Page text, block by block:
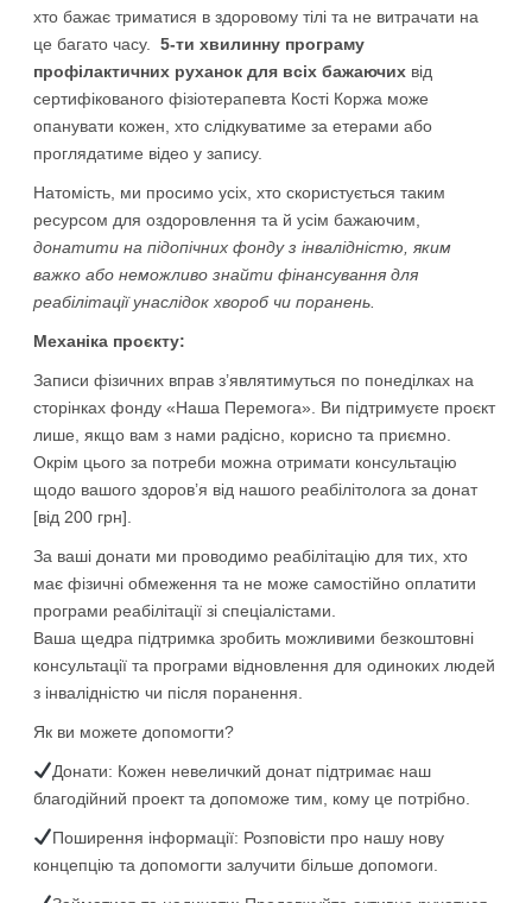
хто бажає триматися в здоровому тілі та не витрачати на
це багато часу.
5-ти хвилинну програму
профілактичних руханок для всіх бажаючих від
сертифікованого фізіотерапевта Кості Коржа може
опанувати кожен, хто слідкуватиме за етерами або
проглядатиме відео у запису.
Натомість, ми просимо усіх, хто скористується таким
ресурсом для оздоровлення та й усім бажаючим,
донатити на підопічних фонду з інвалідністю, яким
важко або неможливо знайти фінансування для
реабілітації унаслідок хвороб чи поранень.
Механіка проєкту:
Записи фізичних вправ з’являтимуться по понеділках на
сторінках фонду «Наша Перемога». Ви підтримуєте проєкт
лише, якщо вам з нами радісно, корисно та приємно.
Окрім цього за потреби можна отримати консультацію
щодо вашого здоров’я від нашого реабілітолога за донат
[від 200 грн].
За ваші донати ми проводимо реабілітацію для тих, хто
має фізичні обмеження та не може самостійно оплатити
програми реабілітації зі спеціалістами.
Ваша щедра підтримка зробить можливими безкоштовні
консультації та програми відновлення для одиноких людей
з інвалідністю чи після поранення.
Як ви можете допомогти?
Донати: Кожен невеличкий донат підтримає наш
благодійний проект та допоможе тим, кому це потрібно.
Поширення інформації: Розповісти про нашу нову
концепцію та допомогти залучити більше допомоги.